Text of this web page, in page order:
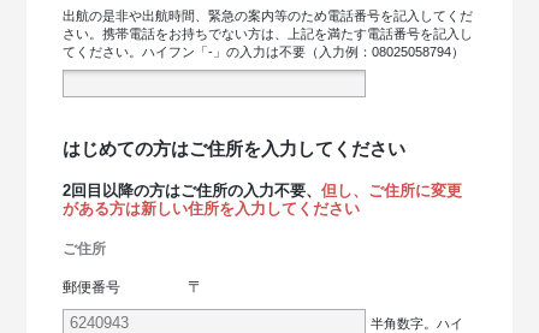
出航の是非や出航時間、緊急の案内等のため電話番号を記入してくだ
さい。携帯電話をお持ちでない方は、上記を満たす電話番号を記入し
てください。ハイフン「-」の入力は不要（入力例：08025058794）
はじめての方はご住所を入力してください
2回目以降の方はご住所の入力不要、但し、ご住所に変更
がある方は新しい住所を入力してください
ご住所
郵便番号 〒
半角数字。ハイ